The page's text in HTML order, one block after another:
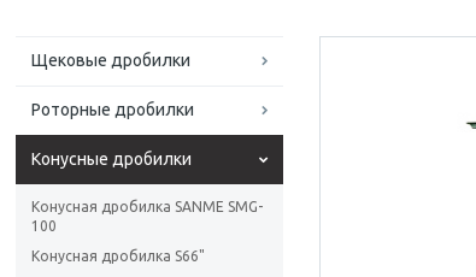
Щековые дробилки
Роторные дробилки
Конусные дробилки
Конусная дробилка SANME SMG-
100
Конусная дробилка S66"